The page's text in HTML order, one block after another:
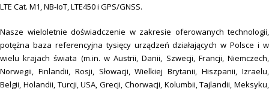
LTE Cat. M1, NB-IoT, LTE450 i GPS/GNSS.
Nasze wieloletnie doświadczenie w zakresie oferowanych technologii,
potężna baza referencyjna tysięcy urządzeń działających w Polsce i w
wielu krajach świata (m.in. w Austrii, Danii, Szwecji, Francji, Niemczech,
Norwegii, Finlandii, Rosji, Słowacji, Wielkiej Brytanii, Hiszpanii, Izraelu,
Belgii, Holandii, Turcji, USA, Grecji, Chorwacji, Kolumbii, Tajlandii, Meksyku,